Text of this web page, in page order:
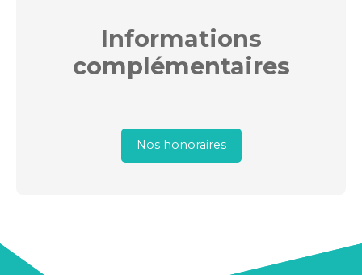
Informations
complémentaires
Nos honoraires